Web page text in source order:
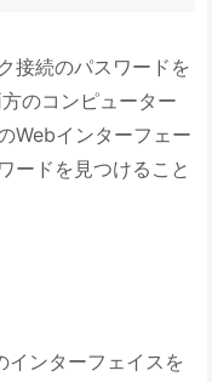
接続のパスワードを
のコンピューター
Webインターフェー
ードを見つけること
インターフェイスを